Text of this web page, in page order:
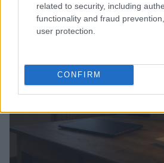
related to security, including
functionality and fraud
user protection.
CONFIRM
NEWS